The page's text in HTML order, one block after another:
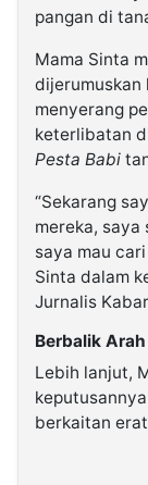
pangan di
Mama Sinta
dijerumuskan
menyerang
keterlibatan
Pesta Babi
“Sekarang
mereka, saya
saya mau
Sinta dalam
Jurnalis
Berbalik
Lebih lanjut,
berkaitan